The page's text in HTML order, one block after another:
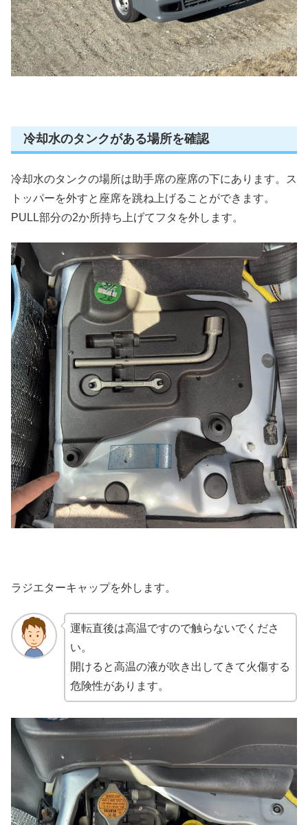
冷却水のタンクがある場所を確認
冷却水のタンクの場所は助手席の座席の下にあります。ス
トッパーを外すと座席を跳ね上げることができます。
PULL部分の2か所持ち上げてフタを外します。
ラジエターキャップを外します。
運転直後は高温ですので触らないでくださ
い。
開けると高温の液が吹き出してきて火傷する
危険性があります。